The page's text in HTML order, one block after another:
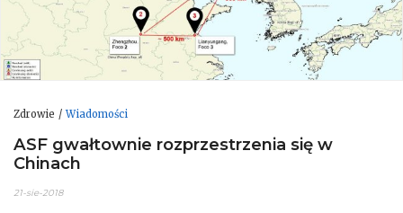
Zdrowie Wiadomości
ASF gwałtownie rozprzestrzenia się w
Chinach
21-sie-2018